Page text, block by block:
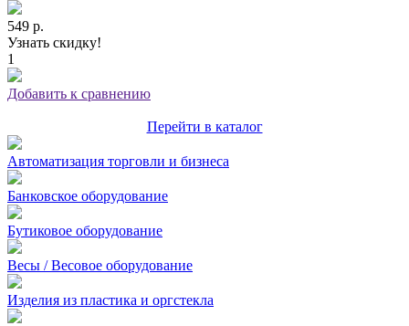
549 р.
Узнать скидку!
1
Добавить к сравнению
Перейти в каталог
Автоматизация торговли и бизнеса
Банковское оборудование
Бутиковое оборудование
Весы / Весовое оборудование
Изделия из пластика и оргстекла